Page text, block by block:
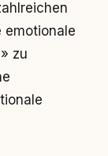
emotionale
» zu